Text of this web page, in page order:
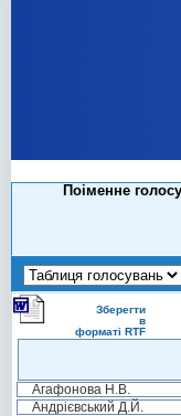
Поіменне
Зберегти
в
форматі RTF
Агафонова Н.В.
Андрієвський Д.Й.